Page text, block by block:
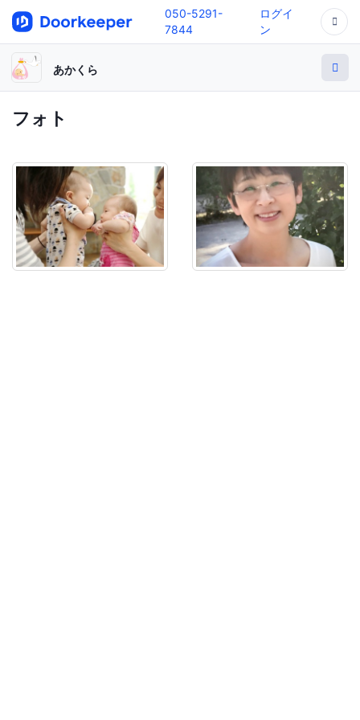
050-5291-
7844
ログイ
ン
あかくら
フォト